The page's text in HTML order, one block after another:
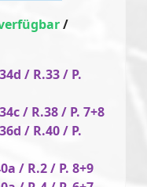
/
/ R.33 / P.
/ R.38 / P. 7+8
/ R.40 / P.
/ R.2 / P. 8+9